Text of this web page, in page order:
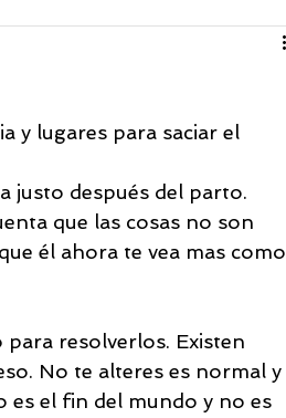
y lugares para saciar el
justo después del parto.
que las cosas no son
él ahora te vea mas como
resolverlos. Existen
No te alteres es normal y
es el fin del mundo y no es